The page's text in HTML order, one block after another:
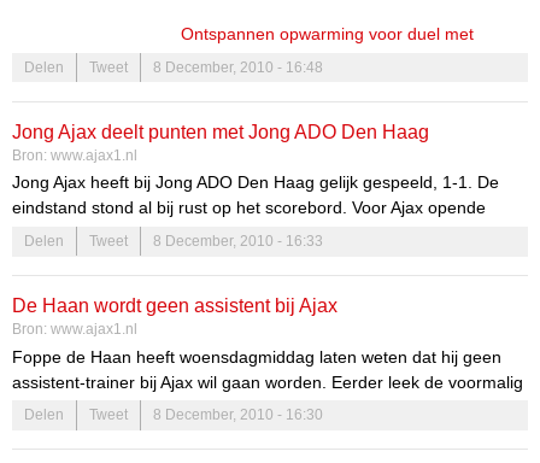
Ontspannen opwarming voor duel met
Milan
Op de ochtend van Frank de
spieren los.
Delen Tweet 8 December, 2010 - 16:48
Jong Ajax deelt punten met Jong ADO Den Haag
Bron: www.ajax1.nl
Jong Ajax heeft bij Jong ADO Den Haag gelijk gespeeld, 1-1. De
eindstand stond al bij rust op het scorebord. Voor Ajax opende
Rodney Sneijder via een strafschop de score, een aanval verder
was het echter weer gelijk.Net als vorige week was het duel van
deze maandagavond. Toen was het stadion van AZ in Alkmaar het
decor, nu het stadion van ADO Den Haag. Toen won Ajax, nu
speelde het team van trainers Albert van der Dussen en Bryan Roy
gelijk.
Delen Tweet 8 December, 2010 - 16:33
De Haan wordt geen assistent bij Ajax
Bron: www.ajax1.nl
Foppe de Haan heeft woensdagmiddag laten weten dat hij geen
assistent-trainer bij Ajax wil gaan worden. Eerder leek de voormalig
bondscoach van Jong Oranje kandidaat te zijn om de assistent van
Frank de Boer te worden, maar De Haan heeft definitief geweigerd.
Delen Tweet 8 December, 2010 - 16:30